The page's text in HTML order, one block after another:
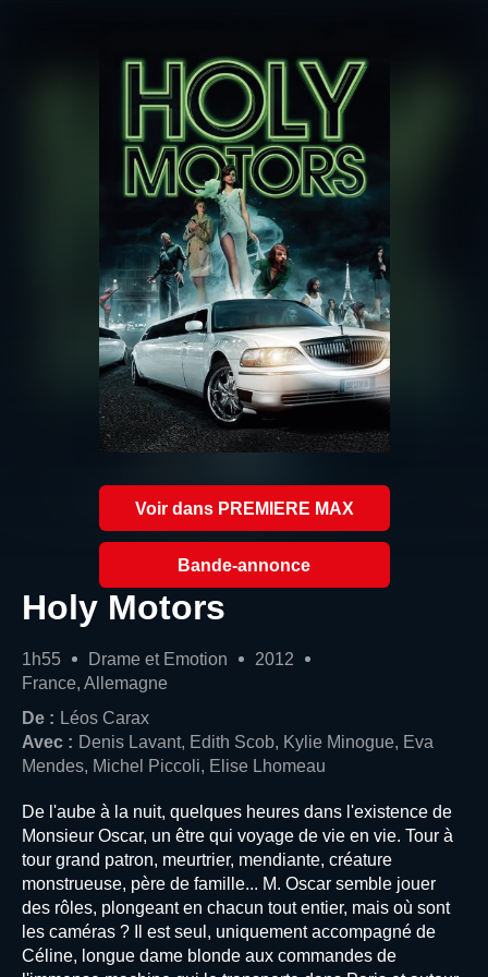
Voir dans PREMIERE MAX
Bande-annonce
Holy Motors
1h55 Drame et Emotion
2012
France, Allemagne
De : Léos Carax
Avec : Denis Lavant, Edith Scob, Kylie Minogue, Eva
Mendes, Michel Piccoli, Elise Lhomeau
De l'aube à la nuit, quelques heures dans l'existence de
Monsieur Oscar, un être qui voyage de vie en vie. Tour à
tour grand patron, meurtrier, mendiante, créature
monstrueuse, père de famille... M. Oscar semble jouer
des rôles, plongeant en chacun tout entier, mais où sont
les caméras ? Il est seul, uniquement accompagné de
Céline, longue dame blonde aux commandes de